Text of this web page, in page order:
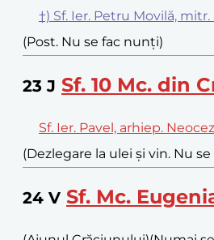
†) Sf. Ier. Petru Movilă,
(Post. Nu se fac nunți)
23 J Sf. 10 Mc. din
Sf. Ier. Pavel, arhiep.
(Dezlegare la ulei și vin. Nu
24 V Sf. Mc.